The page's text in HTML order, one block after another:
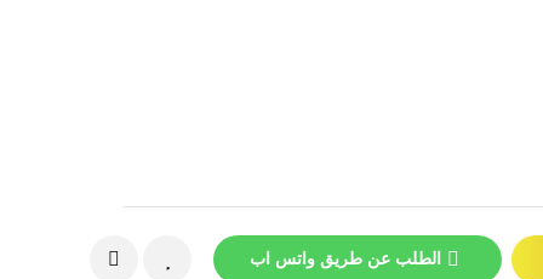
الطلب عن طريق واتس اب